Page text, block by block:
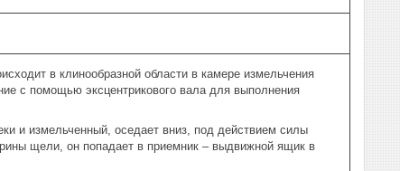
в клинообразной области в камере измельчения
с помощью эксцентрикового вала для выполнения
и измельченный, оседает вниз, под действием силы
щели, он попадает в приемник – выдвижной ящик в